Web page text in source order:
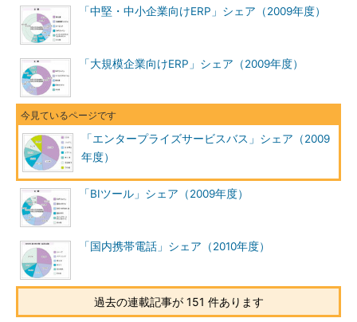
「中堅・中小企業向けERP」シェア（2009年度）
「大規模企業向けERP」シェア（2009年度）
「エンタープライズサービスバス」シェア（2009
年度）
「BIツール」シェア（2009年度）
「国内携帯電話」シェア（2010年度）
過去の連載記事が 151 件あります